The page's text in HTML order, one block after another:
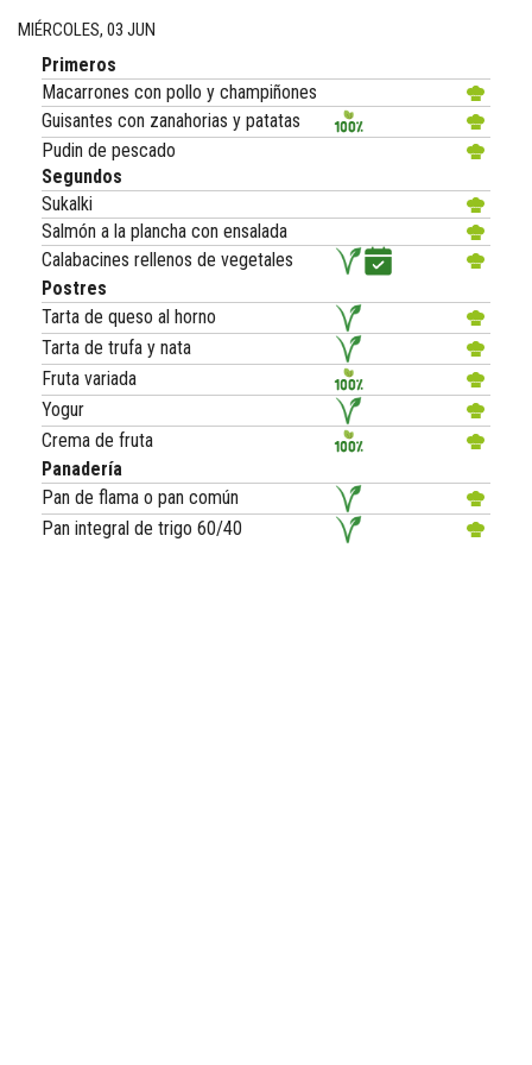
MIÉRCOLES, 03 JUN
Primeros
Macarrones con pollo y champiñones
Guisantes con zanahorias y patatas
Pudin de pescado
Segundos
Sukalki
Salmón a la plancha con ensalada
Calabacines rellenos de vegetales
Postres
Tarta de queso al horno
Tarta de trufa y nata
Fruta variada
Yogur
Crema de fruta
Panadería
Pan de flama o pan común
Pan integral de trigo 60/40